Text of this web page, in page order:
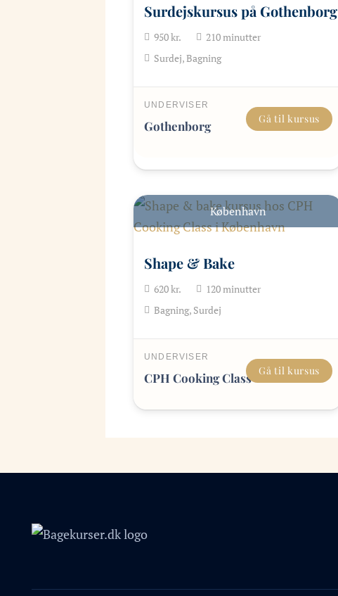
Surdejskursus på Gothenborg
950kr. 210minutter
Surdej, Bagning
UNDERVISER
Gothenborg Gå til kursus
København
Shape & Bake
620kr. 120minutter
Bagning, Surdej
UNDERVISER
CPH Cooking Class Gå til kursus